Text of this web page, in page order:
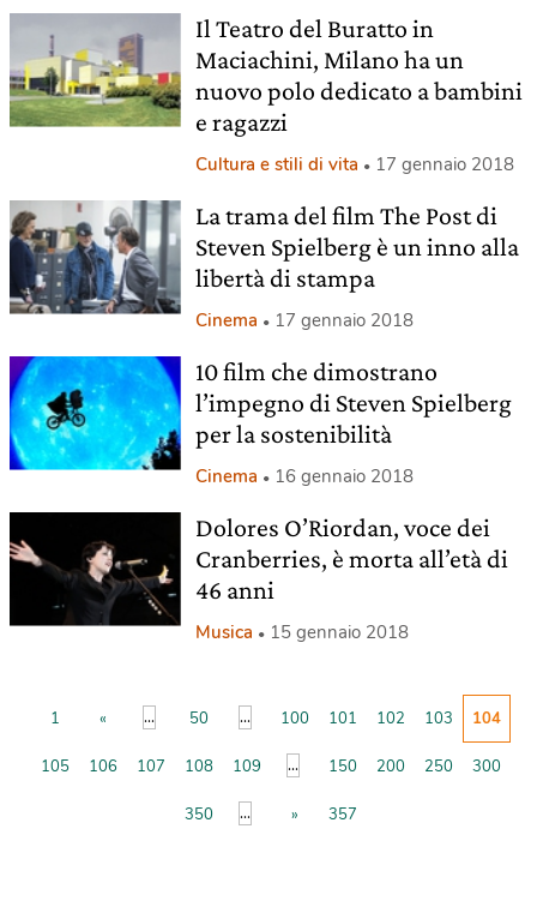
Il Teatro del Buratto in
Maciachini, Milano ha un
nuovo polo dedicato a bambini
e ragazzi
Cultura e stili di vita 17 gennaio 2018
La trama del film The Post di
Steven Spielberg è un inno alla
libertà di stampa
Cinema 17 gennaio 2018
10 film che dimostrano
l’impegno di Steven Spielberg
per la sostenibilità
Cinema 16 gennaio 2018
Dolores O’Riordan, voce dei
Cranberries, è morta all’età di
46 anni
Musica 15 gennaio 2018
1 « ... 50 ... 100 101 102 103 104
105 106 107 108 109 ... 150 200 250 300
350 ... » 357